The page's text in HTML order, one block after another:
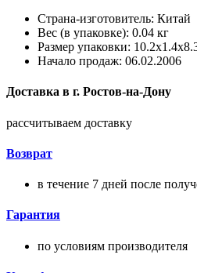
Страна-изготовитель: Китай
Вес (в упаковке): 0.04 кг
Размер упаковки:
Начало продаж: 06.02.2006
Доставка в г. Ростов-на-Дону
рассчитываем доставку
Возврат
в течение 7 дней после
Гарантия
по условиям производителя